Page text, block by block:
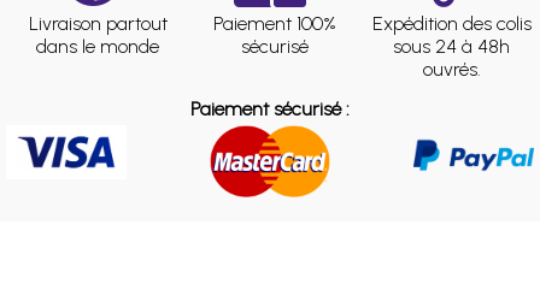
Livraison partout
dans le monde
Paiement 100%
sécurisé
Expédition des colis
sous 24 à 48h
ouvrés.
Paiement sécurisé :